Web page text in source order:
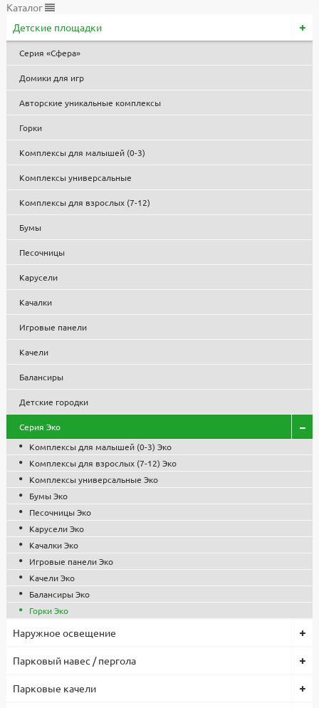
Каталог
Детские площадки
Серия «Сфера»
Домики для игр
Авторские уникальные комплексы
Горки
Комплексы для малышей (0-3)
Комплексы универсальные
Комплексы для взрослых (7-12)
Бумы
Песочницы
Карусели
Качалки
Игровые панели
Качели
Балансиры
Детские городки
Серия Эко
Комплексы для малышей (0-3) Эко
Комплексы для взрослых (7-12) Эко
Комплексы универсальные Эко
Бумы Эко
Песочницы Эко
Карусели Эко
Качалки Эко
Игровые панели Эко
Качели Эко
Балансиры Эко
Горки Эко
Наружное освещение
Парковый навес / пергола
Парковые качели